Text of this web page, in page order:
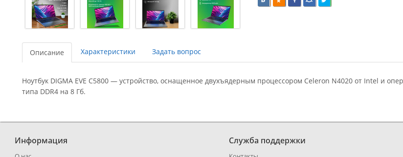
Описание Характеристики Задать вопрос
Ноутбук DIGMA EVE C5800 — устройство, оснащенное двухъядерным процессором Celeron N4020 от Intel и
типа DDR4 на 8 Гб.
Информация Служба поддержки